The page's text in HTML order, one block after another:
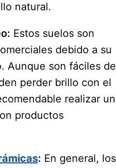
natural.
Estos suelos son
debido a su
Aunque son fáciles de
perder brillo con el
realizar un
productos
: En general, los